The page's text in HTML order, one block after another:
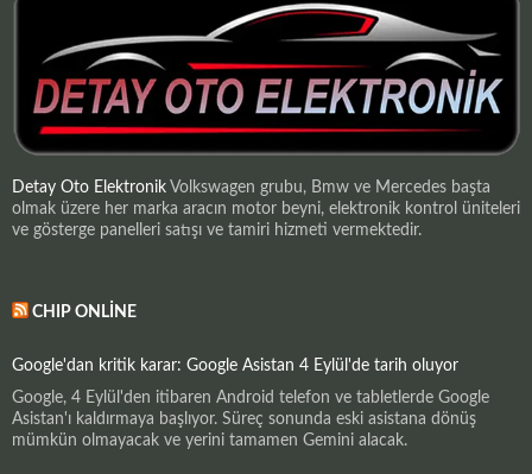
Detay Oto Elektronik Volkswagen grubu, Bmw ve Mercedes başta
olmak üzere her marka aracın motor beyni, elektronik kontrol üniteleri
ve gösterge panelleri satışı ve tamiri hizmeti vermektedir.
CHIP ONLINE
Google'dan kritik karar: Google Asistan 4 Eylül'de tarih oluyor
Google, 4 Eylül'den itibaren Android telefon ve tabletlerde Google
Asistan'ı kaldırmaya başlıyor. Süreç sonunda eski asistana dönüş
mümkün olmayacak ve yerini tamamen Gemini alacak.